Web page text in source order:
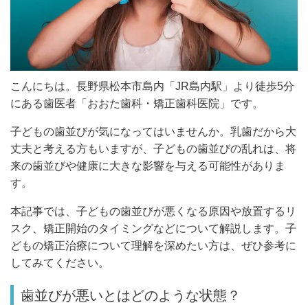
こんにちは。長野県松本市島内「JR島内駅」より徒歩5分
にある歯医者「おおた歯科・矯正歯科医院」です。
子どもの歯並びが気になってはいませんか。乳歯だから大
丈夫と考える方もいますが、子どもの歯並びの乱れは、将
来の歯並びや健康に大きな影響を与える可能性がありま
す。
本記事では、子どもの歯並びが悪くなる原因や放置するリ
スク、矯正開始のタイミングなどについて解説します。子
どもの矯正治療について理解を深めたい方は、ぜひ参考に
してみてください。
歯並びが悪いとはどのような状態？